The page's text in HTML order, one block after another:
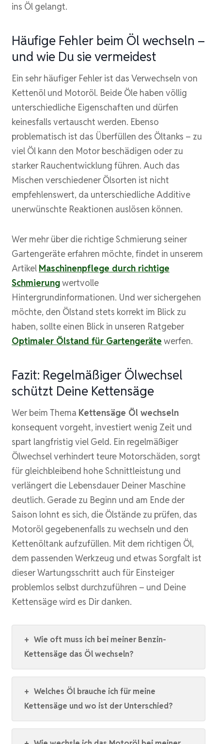
ins Öl gelangt.
Häufige Fehler beim Öl wechseln –
und wie Du sie vermeidest
Ein sehr häufiger Fehler ist das Verwechseln von
Kettenöl und Motoröl. Beide Öle haben völlig
unterschiedliche Eigenschaften und dürfen
keinesfalls vertauscht werden. Ebenso
problematisch ist das Überfüllen des Öltanks – zu
viel Öl kann den Motor beschädigen oder zu
starker Rauchentwicklung führen. Auch das
Mischen verschiedener Ölsorten ist nicht
empfehlenswert, da unterschiedliche Additive
unerwünschte Reaktionen auslösen können.
Wer mehr über die richtige Schmierung seiner
Gartengeräte erfahren möchte, findet in unserem
Artikel Maschinenpflege durch richtige
Schmierungwertvolle
Hintergrundinformationen. Und wer sichergehen
möchte, den Ölstand stets korrekt im Blick zu
haben, sollte einen Blick in unseren Ratgeber
Optimaler Ölstand für Gartengeräte werfen.
Fazit: Regelmäßiger Ölwechsel
schützt Deine Kettensäge
Wer beim Thema Kettensäge Öl wechseln
konsequent vorgeht, investiert wenig Zeit und
spart langfristig viel Geld. Ein regelmäßiger
Ölwechsel verhindert teure Motorschäden, sorgt
für gleichbleibend hohe Schnittleistung und
verlängert die Lebensdauer Deiner Maschine
deutlich. Gerade zu Beginn und am Ende der
Saison lohnt es sich, die Ölstände zu prüfen, das
Motoröl gegebenenfalls zu wechseln und den
Kettenöltank aufzufüllen. Mit dem richtigen Öl,
dem passenden Werkzeug und etwas Sorgfalt ist
dieser Wartungsschritt auch für Einsteiger
problemlos selbst durchzuführen – und Deine
Kettensäge wird es Dir danken.
+ Wie oft muss ich bei meiner Benzin-
Kettensäge das Öl wechseln?
+ Welches Öl brauche ich für meine
Kettensäge und wo ist der Unterschied?